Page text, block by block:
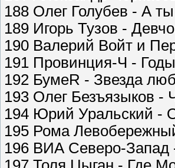
188 Олег Голубев - А
189 Игорь Тузов -
190 Валерий Войт и
191 Провинция-Ч -
192 БумеR - Звезда
193 Олег Безъязыков
194 Юрий Уральский -
195 Рома
196 ВИА Северо-Запад